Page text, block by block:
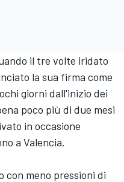
il tre volte iridato
la sua firma come
giorni dall'inizio dei
poco più di due mesi
in occasione
a Valencia.
con meno pressioni di